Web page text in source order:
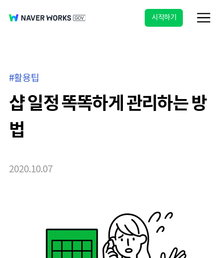
시작하기
활용팁
샵 일정 똑똑하게 관리하는 방
법
2020.10.07